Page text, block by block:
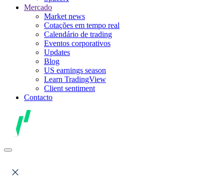
Mercado
Market news
Cotações em tempo real
Calendário de trading
Eventos corporativos
Updates
Blog
US earnings season
Learn TradingView
Client sentiment
Contacto